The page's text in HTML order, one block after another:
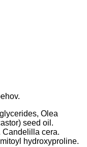
Olea
seed oil.
Candelilla cera.
hydroxyproline.